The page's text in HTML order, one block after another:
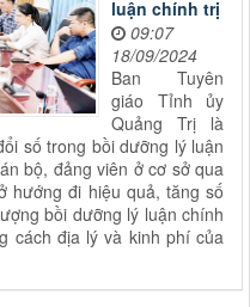
luận chính trị
09:07
18/09/2024
Ban Tuyên
giáo Tỉnh ủy
Quảng Trị là
số trong bồi dưỡng lý luận
bộ, đảng viên ở cơ sở qua
hướng đi hiệu quả, tăng số
bồi dưỡng lý luận chính
cách địa lý và kinh phí của